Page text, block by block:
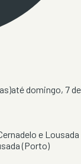
atédomingo, 7 de
e Lousada
(Porto)